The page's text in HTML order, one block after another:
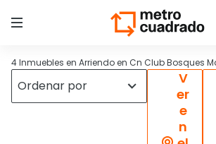
4 Inmuebles en Arriendo en Cn Club Bosques
V
er
e
n